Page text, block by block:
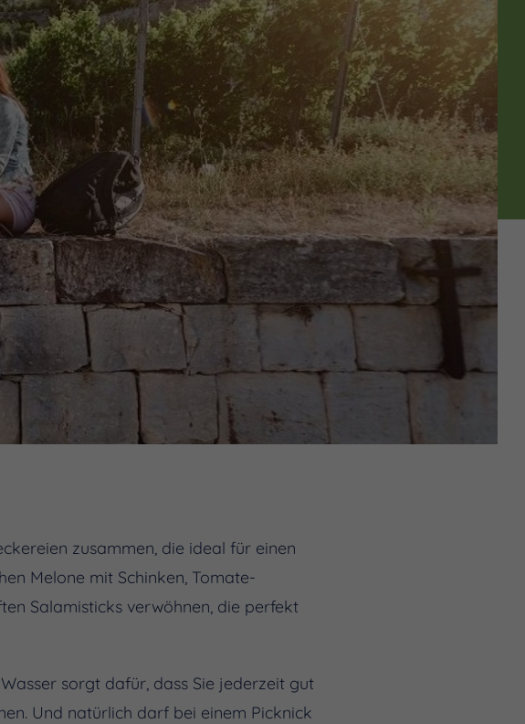
zusammen, die ideal für einen
Melone mit Schinken, Tomate-
Salamisticks verwöhnen, die perfekt
sorgt dafür, dass Sie jederzeit gut
Und natürlich darf bei einem Picknick